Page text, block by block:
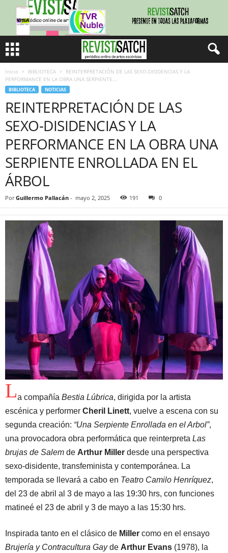
Inicio BIBLIOTECA
REINTERPRETACIÓN DE LAS SEXO-DISIDENCIAS Y LA
PERFORMANCE EN LA OBRA UNA SERPIENTE...
BIBLIOTECA NOTICIAS
REINTERPRETACIÓN DE LAS
SEXO-DISIDENCIAS Y LA
PERFORMANCE EN LA OBRA UNA
SERPIENTE ENROLLADA EN EL
ÁRBOL
Por Guillermo Pallacán - mayo 2, 2025 191 0
La compañía Bestia Lúbrica, dirigida por la artista
escénica y performer Cheril Linett, vuelve a escena con su
segunda creación: “Una Serpiente Enrollada en el Arbol”,
una provocadora obra performática que reinterpreta Las
brujas de Salem de Arthur Miller desde una perspectiva
sexo-disidente, transfeminista y contemporánea. La
temporada se llevará a cabo en Teatro Camilo Henríquez,
del 23 de abril al 3 de mayo a las 19:30 hrs, con funciones
matineé el 23 de abril y 3 de mayo a las 15:30 hrs.
Inspirada tanto en el clásico de Miller como en el ensayo
Brujería y Contracultura Gayde Arthur Evans (1978), la